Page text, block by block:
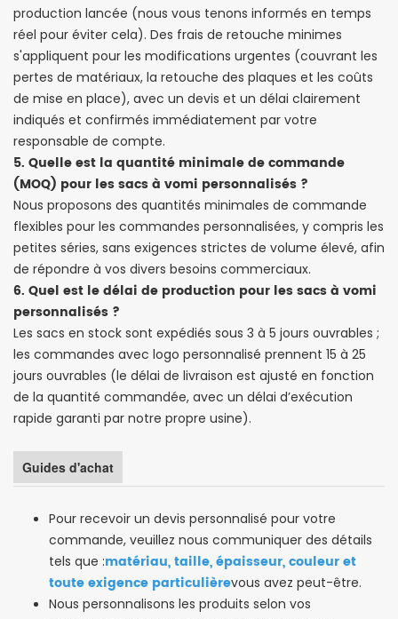
production lancée (nous vous tenons informés en temps
réel pour éviter cela). Des frais de retouche minimes
s'appliquent pour les modifications urgentes (couvrant les
pertes de matériaux, la retouche des plaques et les coûts
de mise en place), avec un devis et un délai clairement
indiqués et confirmés immédiatement par votre
responsable de compte.
5. Quelle est la quantité minimale de commande
(MOQ) pour les sacs à vomi personnalisés ?
Nous proposons des quantités minimales de commande
flexibles pour les commandes personnalisées, y compris les
petites séries, sans exigences strictes de volume élevé, afin
de répondre à vos divers besoins commerciaux.
6. Quel est le délai de production pour les sacs à vomi
personnalisés ?
Les sacs en stock sont expédiés sous 3 à 5 jours ouvrables ;
les commandes avec logo personnalisé prennent 15 à 25
jours ouvrables (le délai de livraison est ajusté en fonction
de la quantité commandée, avec un délai d’exécution
rapide garanti par notre propre usine).
Guides d'achat
Pour recevoir un devis personnalisé pour votre
commande, veuillez nous communiquer des détails
tels que :matériau, taille, épaisseur, couleur et
toute exigence particulièrevous avez peut-être.
Nous personnalisons les produits selon vos